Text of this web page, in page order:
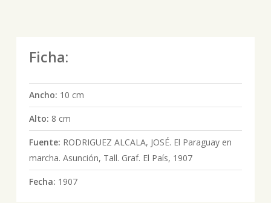
Ficha:
Ancho: 10 cm
Alto: 8 cm
Fuente: RODRIGUEZ ALCALA, JOSÉ. El Paraguay en
marcha. Asunción, Tall. Graf. El País, 1907
Fecha: 1907